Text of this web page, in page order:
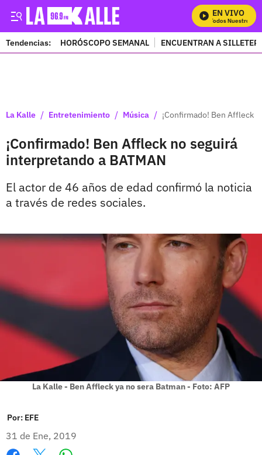
EN VIVO
Mira Todos Nuestros
Tendencias: HORÓSCOPO SEMANAL ENCUENTRAN A
La Kalle / Entretenimiento / Música / ¡Confirmado! Ben Affleck
¡Confirmado! Ben Affleck no seguirá
interpretando a BATMAN
El actor de 46 años de edad confirmó la noticia
a través de redes sociales.
La Kalle - Ben Affleck ya no sera Batman - Foto: AFP
Por: EFE
31 de Ene, 2019